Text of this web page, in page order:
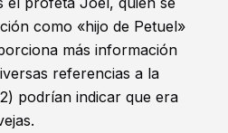
como «hijo de Petuel»
más información
referencias a la
) podrían indicar que era